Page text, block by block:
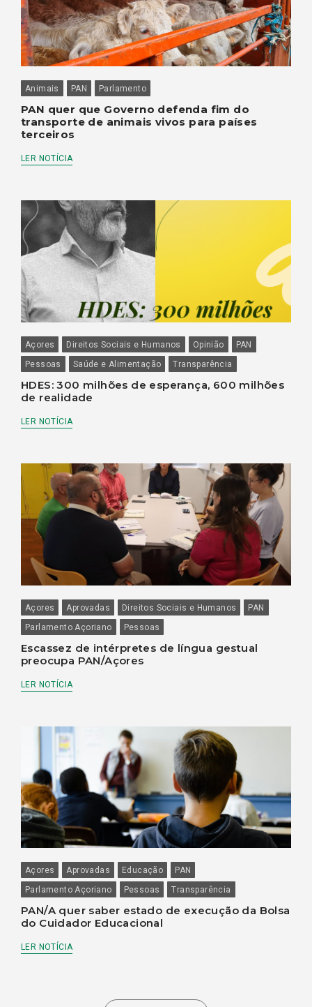
Animais PAN Parlamento
PAN quer que Governo defenda fim do
transporte de animais vivos para países
terceiros
LER NOTÍCIA
Açores Direitos Sociais e Humanos Opinião
PAN
Pessoas
Saúde e Alimentação Transparência
HDES: 300 milhões de esperança, 600 milhões
de realidade
LER NOTÍCIA
Açores Aprovadas Direitos Sociais e Humanos
PAN
Parlamento Açoriano
Pessoas
Escassez de intérpretes de língua gestual
preocupa PAN/Açores
LER NOTÍCIA
Açores Aprovadas Educação
PAN
Parlamento Açoriano
Pessoas Transparência
PAN/A quer saber estado de execução da Bolsa
do Cuidador Educacional
LER NOTÍCIA